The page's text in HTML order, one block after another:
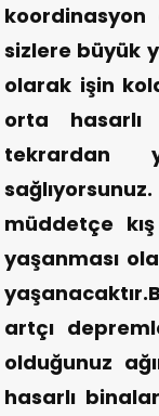
koordinasyon
sizlere büyük
olarak işin
orta hasarlı
tekrardan
müddetçe
yaşanması
artçı
olduğunuz
hasarlı